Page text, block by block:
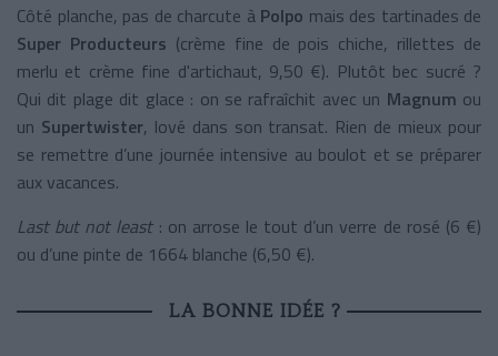
Côté planche, pas de charcute à Polpo mais des tartinades de
Super Producteurs (crème fine de pois chiche, rillettes de
merlu et crème fine d'artichaut, 9,50 €). Plutôt bec sucré ?
Qui dit plage dit glace : on se rafraîchit avec un Magnum ou
un Supertwister, lové dans son transat. Rien de mieux pour
se remettre d’une journée intensive au boulot et se préparer
aux vacances.
Last but not least: on arrose le tout d’un verre de rosé (6 €)
ou d’une pinte de 1664 blanche (6,50 €).
LA BONNE IDÉE ?